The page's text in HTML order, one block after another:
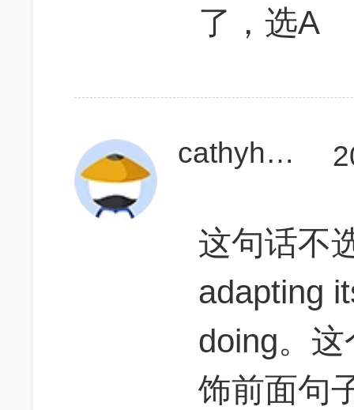
了，选A
cathyhu1995
这句话不
adapting
doing。
饰前面句